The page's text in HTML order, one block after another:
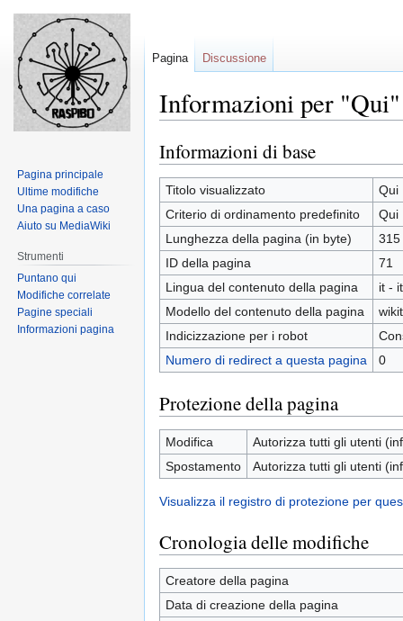
Informazioni per "Qui"
Jump
to
navigation
Jump
to
search
Informazioni di base
Titolo visualizzato
Qui
Criterio di ordinamento predefinito
Qui
Lunghezza della pagina (in byte)
315
ID della pagina
71
Lingua del contenuto della pagina
it -
Modello del contenuto della pagina
Indicizzazione per i robot
Numero di redirect a questa pagina
0
Protezione della pagina
Modifica
Autorizza tutti gli utenti
Spostamento
Autorizza tutti gli utenti
Visualizza il registro di protezione per
Cronologia delle modifiche
Creatore della pagina
Data di creazione della pagina
Pagina Discussione
Pagina principale
Ultime modifiche
Una pagina a caso
Aiuto su MediaWiki
Strumenti
Puntano qui
Modifiche correlate
Pagine speciali
Informazioni pagina